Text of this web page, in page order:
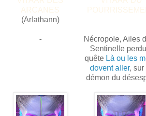
ARCANES
(Arlathann)
-
Nécropole, Ailes
Sentinelle
quête Là ou les
dovent aller, sur
démon du